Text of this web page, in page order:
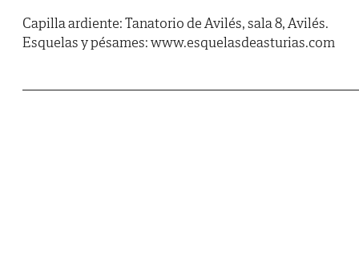
Capilla ardiente: Tanatorio de Avilés, sala 8, Avilés.
Esquelas y pésames: www.esquelasdeasturias.com